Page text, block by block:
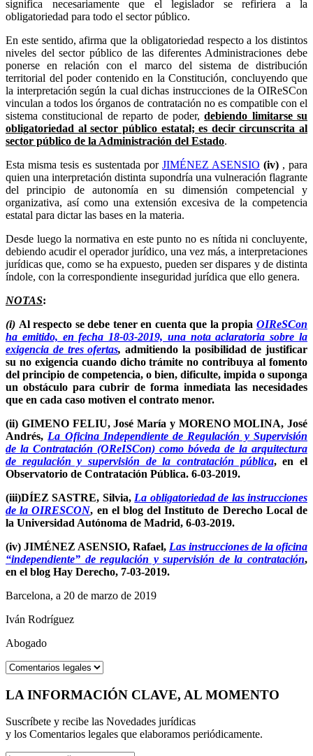
significa necesariamente que el legislador se refiriera a la
obligatoriedad para todo el sector público.
En este sentido, afirma que la obligatoriedad respecto a los distintos
niveles del sector público de las diferentes Administraciones debe
ponerse en relación con el marco del sistema de distribución
territorial del poder contenido en la Constitución, concluyendo que
la interpretación según la cual dichas instrucciones de la OIReSCon
vinculan a todos los órganos de contratación no es compatible con el
sistema constitucional de reparto de poder,debiendo limitarse su
obligatoriedad al sector público estatal; es decir circunscrita al
sector público de la Administración del Estado.
Esta misma tesis es sustentada por JIMÉNEZ ASENSIO (iv) , para
quien una interpretación distinta supondría una vulneración flagrante
del principio de autonomía en su dimensión competencial y
organizativa, así como una extensión excesiva de la competencia
estatal para dictar las bases en la materia.
Desde luego la normativa en este punto no es nítida ni concluyente,
debiendo acudir el operador jurídico, una vez más, a interpretaciones
jurídicas que, como se ha expuesto, pueden ser dispares y de distinta
índole, con la correspondiente inseguridad jurídica que ello genera.
NOTAS:
(i) Al respecto se debe tener en cuenta que la propiaOIReSCon
ha emitido, en fecha 18-03-2019, una nota aclaratoria sobre la
exigencia de tres ofertas, admitiendo la posibilidad de justificar
su no exigencia cuando dicho trámite no contribuya al fomento
del principio de competencia, o bien, dificulte, impida o suponga
un obstáculo para cubrir de forma inmediata las necesidades
que en cada caso motiven el contrato menor.
(ii) GIMENO FELIU, José María y MORENO MOLINA, José
Andrés, La Oficina Independiente de Regulación y Supervisión
de la Contratación (OReISCon) como bóveda de la arquitectura
de regulación y supervisión de la contratación pública, en el
Observatorio de Contratación Pública. 6-03-2019.
(iii)DÍEZ SASTRE, Silvia, La obligatoriedad de las instrucciones
de la OIRESCON, en el blog del Instituto de Derecho Local de
la Universidad Autónoma de Madrid, 6-03-2019.
(iv) JIMÉNEZ ASENSIO, Rafael, Las instrucciones de la oficina
“independiente” de regulación y supervisión de la contratación,
en el blog Hay Derecho, 7-03-2019.
Barcelona, a 20 de marzo de 2019
Iván Rodríguez
Abogado
LA INFORMACIÓN CLAVE, AL MOMENTO
Suscríbete y recibe las Novedades jurídicas
y los Comentarios legales que elaboramos periódicamente.